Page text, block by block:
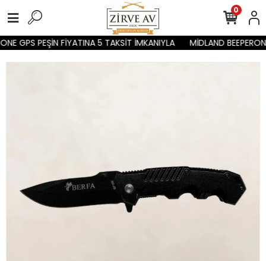
GPS PEŞİN FİYATINA 5 TAKSİT İMKANIYLA MİDLAND
0